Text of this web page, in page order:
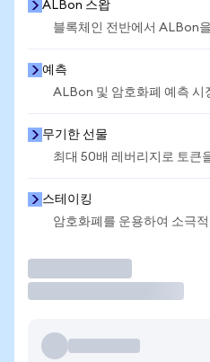
ALBon 스왑
블록체인 전반에서 ALBon
예측
ALBon 및 암호화폐 예측 시
무기한 선물
최대 50배 레버리지로 토큰
스테이킹
암호화폐를 운용하여 소극